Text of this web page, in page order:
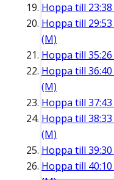
Hoppa till 23:38
Hoppa till 29:53
(M)
Hoppa till 35:26
Hoppa till 36:40
(M)
Hoppa till 37:43
Hoppa till 38:33
(M)
Hoppa till 39:30
Hoppa till 40:10